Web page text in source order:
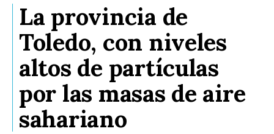
La provincia de
Toledo, con niveles
altos de partículas
por las masas de aire
sahariano